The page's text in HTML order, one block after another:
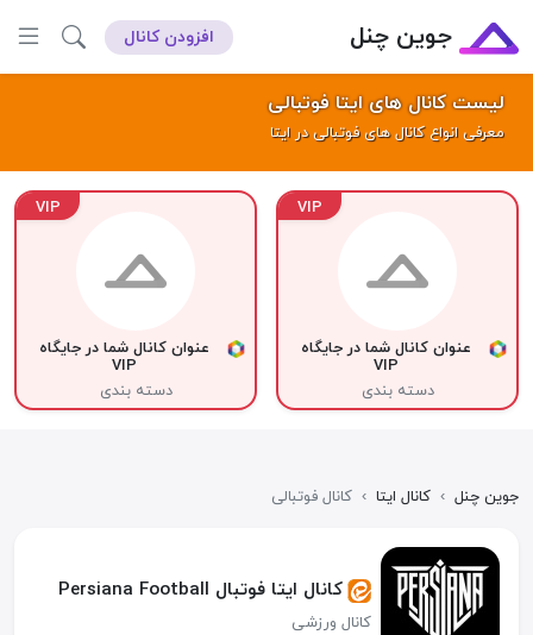
جوین چنل افزودن کانال
لیست کانال های ایتا فوتبالی
معرفی انواع کانال های فوتبالی در ایتا
VIP
عنوان کانال شما در جایگاه
VIP
دسته بندی
VIP
عنوان کانال شما در جایگاه
VIP
دسته بندی
جوین چنل › کانال ایتا › کانال فوتبالی
کانال ایتا فوتبال Persiana Football
کانال ورزشی